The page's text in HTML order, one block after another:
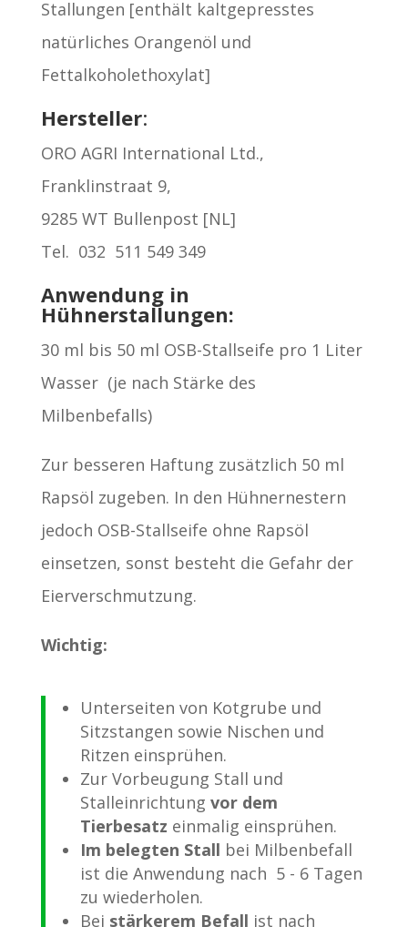
Stallungen [enthält kaltgepresstes
natürliches Orangenöl und
Fettalkoholethoxylat]
Hersteller:
ORO AGRI International Ltd.,
Franklinstraat 9,
9285 WT Bullenpost [NL]
Tel. 032 511 549 349
Anwendung in
Hühnerstallungen:
30 ml bis 50 ml OSB-Stallseife pro 1 Liter
Wasser (je nach Stärke des
Milbenbefalls)
Zur besseren Haftung zusätzlich 50 ml
Rapsöl zugeben. In den Hühnernestern
jedoch OSB-Stallseife ohne Rapsöl
einsetzen, sonst besteht die Gefahr der
Eierverschmutzung.
Wichtig:
Unterseiten von Kotgrube und
Sitzstangen sowie Nischen und
Ritzen einsprühen.
Zur Vorbeugung Stall und
Stalleinrichtung vor dem
Tierbesatz einmalig einsprühen.
Im belegten Stall bei Milbenbefall
ist die Anwendung nach 5 - 6 Tagen
zu wiederholen.
Bei stärkerem Befall ist nach